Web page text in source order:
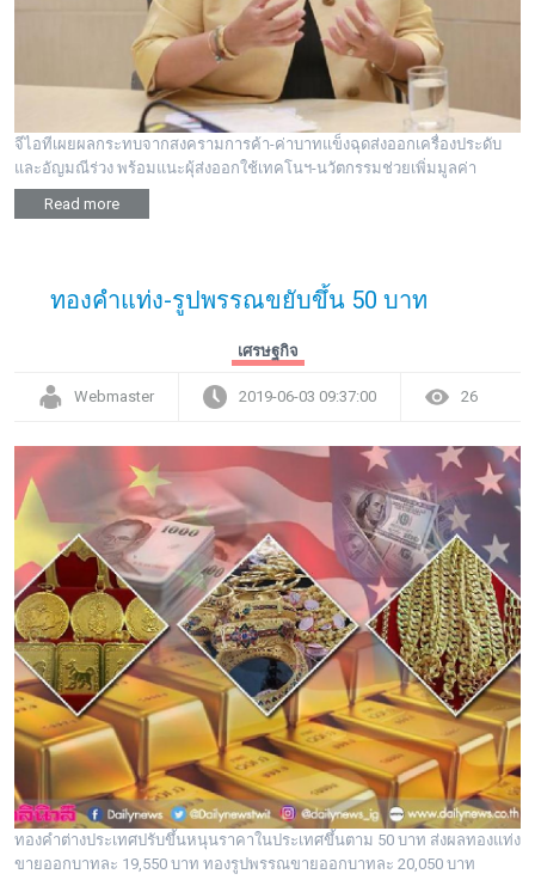
จีไอทีเผยผลกระทบจากสงครามการค้า-ค่าบาทแข็งฉุดส่งออกเครื่องประดับ
และอัญมณีร่วง พร้อมแนะผุ้ส่งออกใช้เทคโนฯ-นวัตกรรมช่วยเพิ่มมูลค่า
Read more
ทองคำแท่ง-รูปพรรณขยับขึ้น 50 บาท
เศรษฐกิจ
Webmaster 2019-06-03 09:37:00 26
ทองคำต่างประเทศปรับขึ้นหนุนราคาในประเทศขึ้นตาม 50 บาท ส่งผลทองแท่ง
ขายออกบาทละ 19,550 บาท ทองรูปพรรณขายออกบาทละ 20,050 บาท